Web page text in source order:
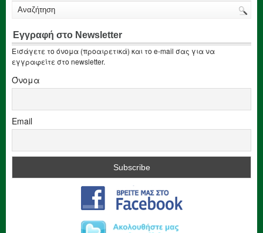
Εγγραφή στο Newsletter
Εισάγετε το όνομα (προαιρετικά) και το e-mail σας για να
εγγραφείτε στο newsletter.
Όνομα
Email